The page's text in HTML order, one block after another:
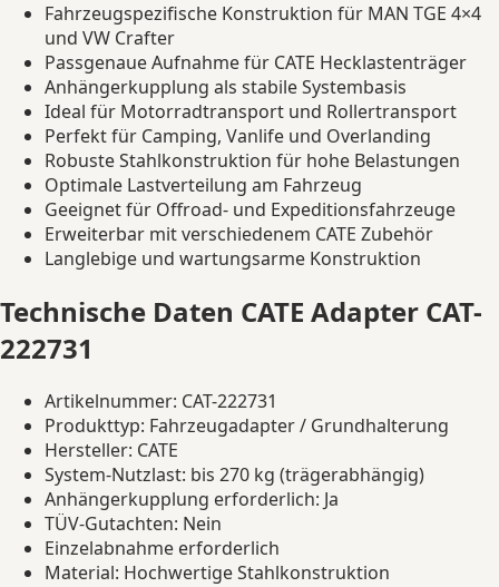
Fahrzeugspezifische Konstruktion für MAN TGE 4×4
und VW Crafter
Passgenaue Aufnahme für CATE Hecklastenträger
Anhängerkupplung als stabile Systembasis
Ideal für Motorradtransport und Rollertransport
Perfekt für Camping, Vanlife und Overlanding
Robuste Stahlkonstruktion für hohe Belastungen
Optimale Lastverteilung am Fahrzeug
Geeignet für Offroad- und Expeditionsfahrzeuge
Erweiterbar mit verschiedenem CATE Zubehör
Langlebige und wartungsarme Konstruktion
Technische Daten CATE Adapter CAT-
222731
Artikelnummer: CAT-222731
Produkttyp: Fahrzeugadapter / Grundhalterung
Hersteller: CATE
System-Nutzlast: bis 270 kg (trägerabhängig)
Anhängerkupplung erforderlich: Ja
TÜV-Gutachten: Nein
Einzelabnahme erforderlich
Material: Hochwertige Stahlkonstruktion